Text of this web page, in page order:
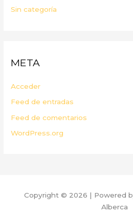
Sin categoría
META
Acceder
Feed de entradas
Feed de comentarios
WordPress.org
Copyright © 2026 | Powered
Alberca